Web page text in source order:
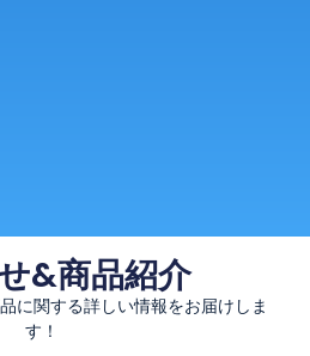
&商品紹介
に関する詳しい情報をお届けしま
す！